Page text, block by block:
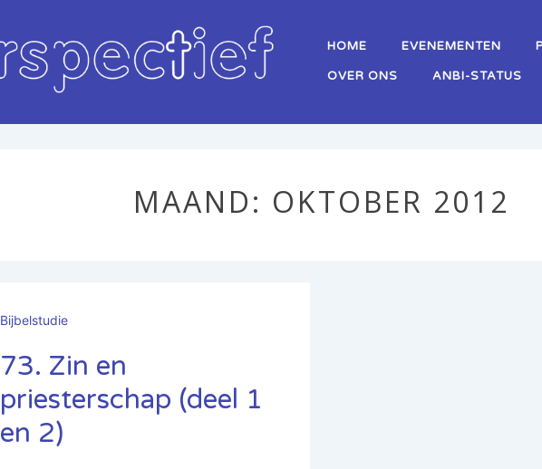
Hoofd
navigatie
HOME EVENEMENTEN
OVER ONS ANBI-STATUS
MAAND: OKTOBER 2012
Bijbelstudie
73. Zin en
priesterschap (deel 1
en 2)